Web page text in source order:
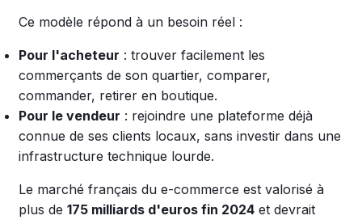
Ce modèle répond à un besoin réel :
Pour l'acheteur : trouver facilement les
commerçants de son quartier, comparer,
commander, retirer en boutique.
Pour le vendeur : rejoindre une plateforme déjà
connue de ses clients locaux, sans investir dans une
infrastructure technique lourde.
Le marché français du e-commerce est valorisé à
plus de 175 milliards d'euros fin 2024 et devrait